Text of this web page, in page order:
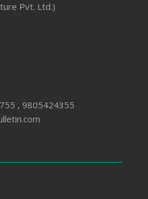
Pvt. Ltd.)
, 9805424355